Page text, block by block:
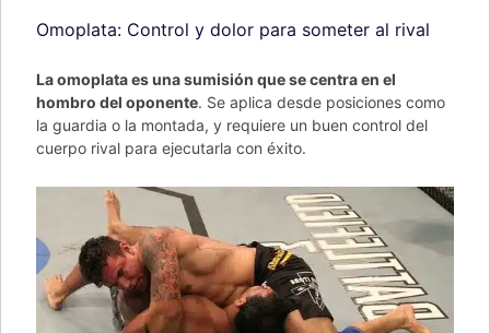
Omoplata: Control y dolor para someter al rival
La omoplata es una sumisión que se centra en el
hombro del oponente. Se aplica desde posiciones como
la guardia o la montada, y requiere un buen control del
cuerpo rival para ejecutarla con éxito.